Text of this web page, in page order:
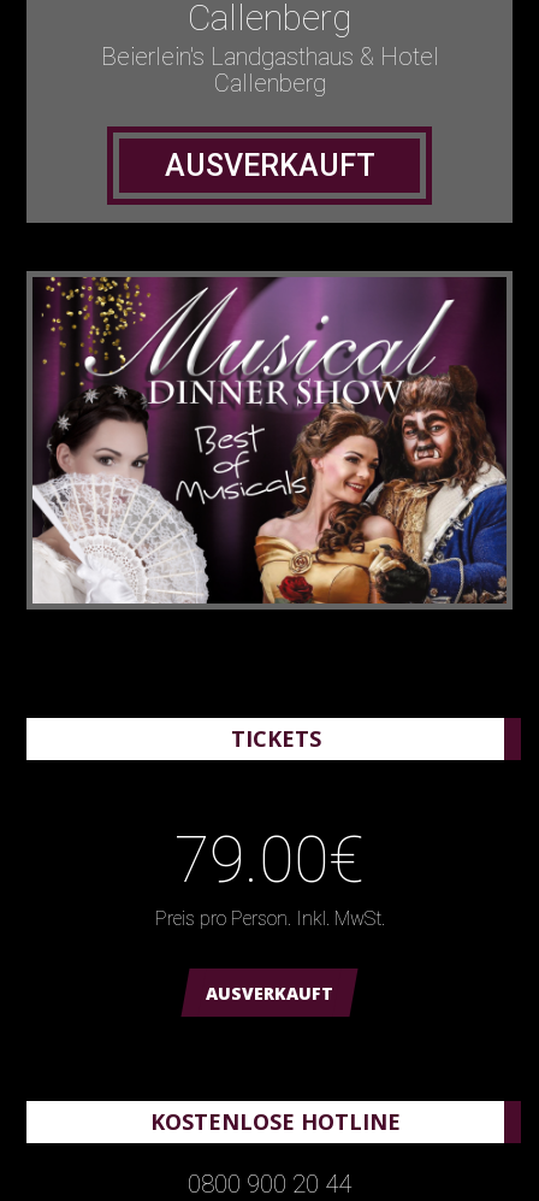
Callenberg
Beierlein's Landgasthaus & Hotel
Callenberg
AUSVERKAUFT
TICKETS
79.00€
Preis pro Person. Inkl. MwSt.
AUSVERKAUFT
KOSTENLOSE HOTLINE
0800 900 20 44